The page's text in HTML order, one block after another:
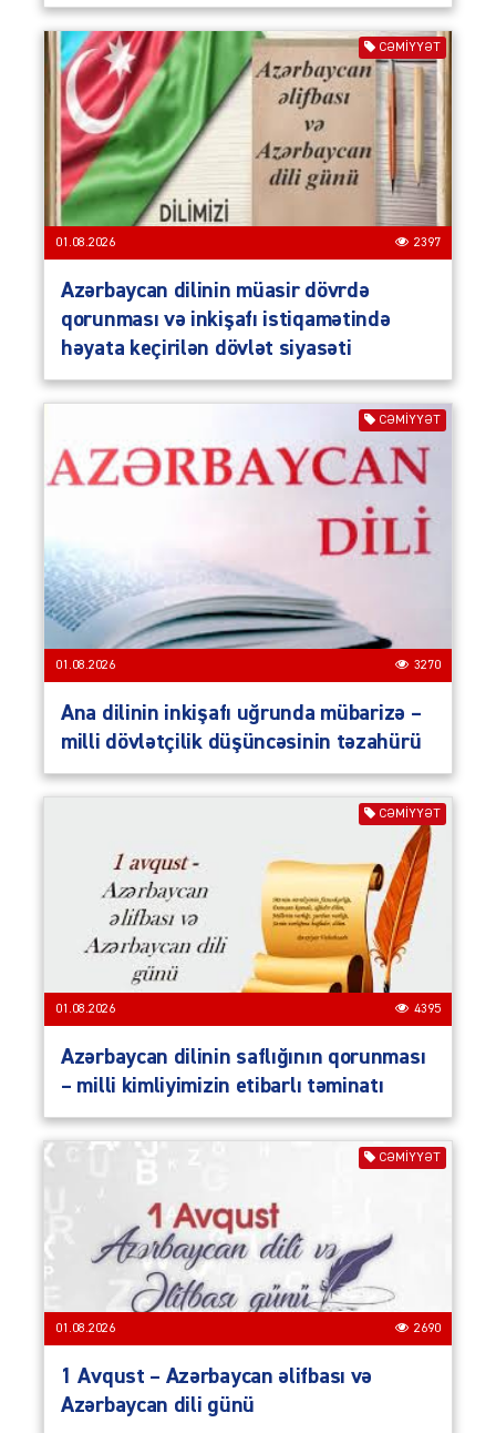
CƏMIYYƏT
01.08.2026 2397
Azərbaycan dilinin müasir dövrdə
qorunması və inkişafı istiqamətində
həyata keçirilən dövlət siyasəti
CƏMIYYƏT
01.08.2026 3270
Ana dilinin inkişafı uğrunda mübarizə –
milli dövlətçilik düşüncəsinin təzahürü
CƏMIYYƏT
01.08.2026 4395
Azərbaycan dilinin saflığının qorunması
– milli kimliyimizin etibarlı təminatı
CƏMIYYƏT
01.08.2026 2690
1 Avqust – Azərbaycan əlifbası və
Azərbaycan dili günü